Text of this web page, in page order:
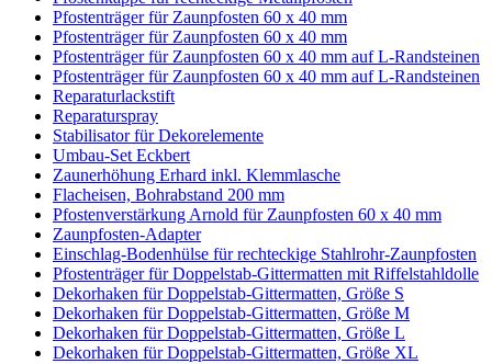
Pfostenträger für Zaunpfosten 60 x 40 mm
Pfostenträger für Zaunpfosten 60 x 40 mm
Pfostenträger für Zaunpfosten 60 x 40 mm auf L-Randsteinen
Pfostenträger für Zaunpfosten 60 x 40 mm auf L-Randsteinen
Reparaturlackstift
Reparaturspray
Stabilisator für Dekorelemente
Umbau-Set Eckbert
Zaunerhöhung Erhard inkl. Klemmlasche
Flacheisen, Bohrabstand 200 mm
Pfostenverstärkung Arnold für Zaunpfosten 60 x 40 mm
Zaunpfosten-Adapter
Einschlag-Bodenhülse für rechteckige Stahlrohr-Zaunpfosten
Pfostenträger für Doppelstab-Gittermatten mit Riffelstahldolle
Dekorhaken für Doppelstab-Gittermatten, Größe S
Dekorhaken für Doppelstab-Gittermatten, Größe M
Dekorhaken für Doppelstab-Gittermatten, Größe L
Dekorhaken für Doppelstab-Gittermatten, Größe XL